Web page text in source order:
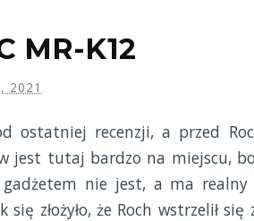
MR-K12
2021
ostatniej recenzji, a przed
jest tutaj bardzo na miejscu,
gadżetem nie jest, a ma realny
się złożyło, że Roch wstrzelił się